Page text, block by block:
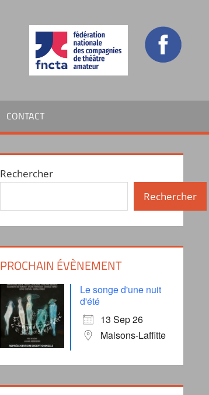
CONTACT
Rechercher
Rechercher
PROCHAIN ÉVÈNEMENT
Le songe d'une nuit
d'été
13 Sep 26
Maisons-Laffitte